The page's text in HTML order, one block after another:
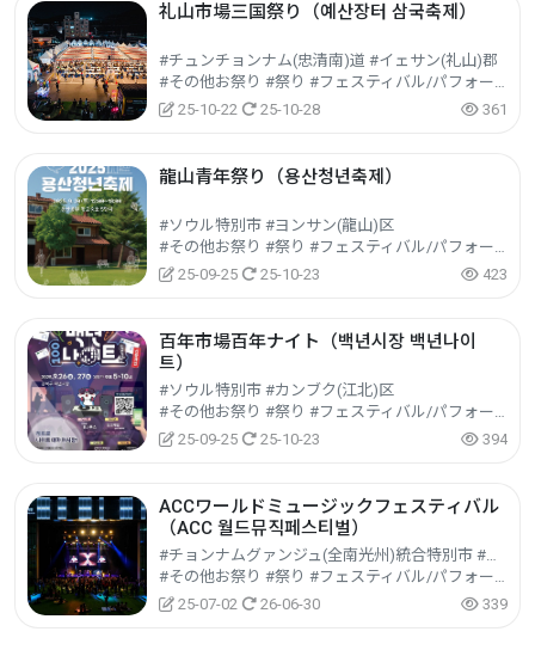
礼山市場三国祭り（예산장터 삼국축제）
#チュンチョンナム(忠清南)道 #イェサン(礼山)郡
#その他お祭り #祭り #フェスティバル/パフォーマンス/イベント
25-10-22
25-10-28 361
龍山青年祭り（용산청년축제）
#ソウル特別市 #ヨンサン(龍山)区
#その他お祭り #祭り #フェスティバル/パフォーマンス/イベント
25-09-25
25-10-23 423
百年市場百年ナイト（백년시장 백년나이
트）
#ソウル特別市 #カンブク(江北)区
#その他お祭り #祭り #フェスティバル/パフォーマンス/イベント
25-09-25
25-10-23 394
ACCワールドミュージックフェスティバル
（ACC 월드뮤직페스티벌）
#チョンナムグァンジュ(全南光州)統合特別市 #トン(東)区
#その他お祭り #祭り #フェスティバル/パフォーマンス/イベント
25-07-02
26-06-30 339